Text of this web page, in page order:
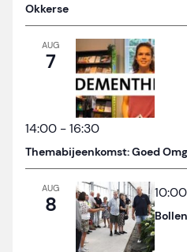
Okkerse
AUG
7
14:00 -16:30
Themabijeenkomst: Goed
AUG
8 10:00